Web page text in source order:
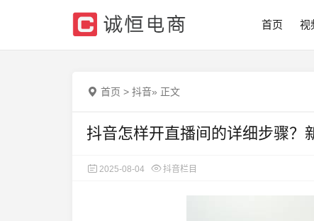
首页 视
首页 > 抖音» 正文
抖音怎样开直播间的详细步骤？
2025-08-04 抖音栏目